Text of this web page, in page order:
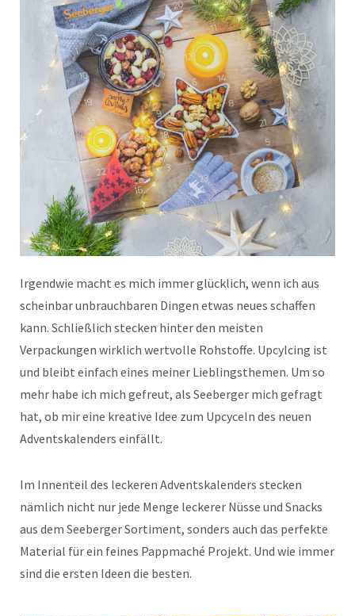
Irgendwie macht es mich immer glücklich, wenn ich aus
scheinbar unbrauchbaren Dingen etwas neues schaffen
kann. Schließlich stecken hinter den meisten
Verpackungen wirklich wertvolle Rohstoffe. Upcylcing ist
und bleibt einfach eines meiner Lieblingsthemen. Um so
mehr habe ich mich gefreut, als Seeberger mich gefragt
hat, ob mir eine kreative Idee zum Upcyceln des neuen
Adventskalenders einfällt.
Im Innenteil des leckeren Adventskalenders stecken
nämlich nicht nur jede Menge leckerer Nüsse und Snacks
aus dem Seeberger Sortiment, sonders auch das perfekte
Material für ein feines Pappmaché Projekt. Und wie immer
sind die ersten Ideen die besten.